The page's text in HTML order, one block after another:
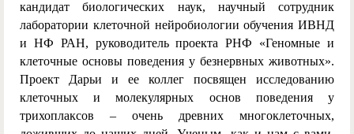
кандидат биологических наук, научный сотрудник
лаборатории клеточной нейробиологии обучения ИВНД
и НФ РАН, руководитель проекта РНФ «Геномные и
клеточные основы поведения у безнервных животных».
Проект Дарьи и ее коллег посвящен исследованию
клеточных и молекулярных основ поведения у
трихоплаксов – очень древних многоклеточных,